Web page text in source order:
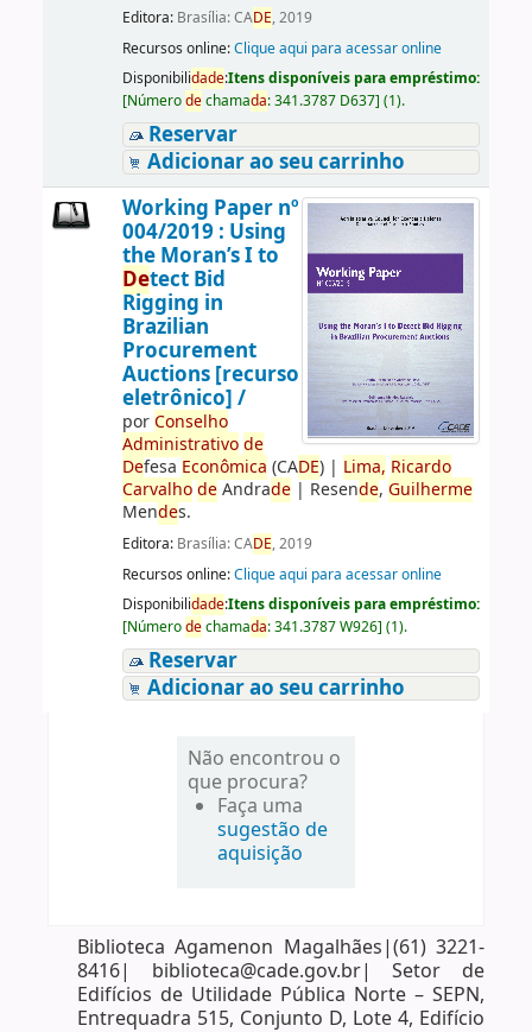
Editora: Brasília: CADE, 2019
Recursos online:Clique aqui para acessar online
Disponibilidade:Itens disponíveis para empréstimo:
[Númerodechamada:341.3787 D637] (1).
Reservar
Adicionar ao seu carrinho
Working Paper nº
004/2019 : Using
the Moran’s I to
Detect Bid
Rigging in
Brazilian
Procurement
Auctions [recurso
eletrônico] /
porConselho
Administrativo de
Defesa Econômica (CADE)| Lima, Ricardo
Carvalho deAndrade| Resende, Guilherme
Mendes.
Editora: Brasília: CADE, 2019
Recursos online:Clique aqui para acessar online
Disponibilidade:Itens disponíveis para empréstimo:
[Númerodechamada:341.3787 W926] (1).
Reservar
Adicionar ao seu carrinho
Não encontrou o
que procura?
Faça uma
sugestão de
aquisição
Biblioteca Agamenon Magalhães|(61) 3221-
8416| biblioteca@cade.gov.br| Setor de
Edifícios de Utilidade Pública Norte – SEPN,
Entrequadra 515, Conjunto D, Lote 4, Edifício